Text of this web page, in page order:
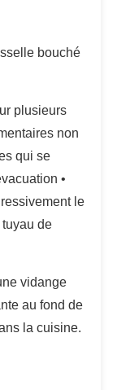
bouché
plusieurs
non
qui se
•
le
tuyau de
vidange
au fond de
la cuisine.